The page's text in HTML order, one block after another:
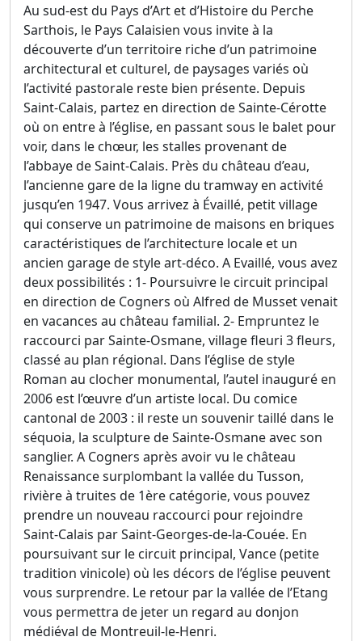
Au sud-est du Pays d’Art et d’Histoire du Perche
Sarthois, le Pays Calaisien vous invite à la
découverte d’un territoire riche d’un patrimoine
architectural et culturel, de paysages variés où
l’activité pastorale reste bien présente. Depuis
Saint-Calais, partez en direction de Sainte-Cérotte
où on entre à l’église, en passant sous le balet pour
voir, dans le chœur, les stalles provenant de
l’abbaye de Saint-Calais. Près du château d’eau,
l’ancienne gare de la ligne du tramway en activité
jusqu’en 1947. Vous arrivez à Évaillé, petit village
qui conserve un patrimoine de maisons en briques
caractéristiques de l’architecture locale et un
ancien garage de style art-déco. A Evaillé, vous avez
deux possibilités : 1- Poursuivre le circuit principal
en direction de Cogners où Alfred de Musset venait
en vacances au château familial. 2- Empruntez le
raccourci par Sainte-Osmane, village fleuri 3 fleurs,
classé au plan régional. Dans l’église de style
Roman au clocher monumental, l’autel inauguré en
2006 est l’œuvre d’un artiste local. Du comice
cantonal de 2003 : il reste un souvenir taillé dans le
séquoia, la sculpture de Sainte-Osmane avec son
sanglier. A Cogners après avoir vu le château
Renaissance surplombant la vallée du Tusson,
rivière à truites de 1ère catégorie, vous pouvez
prendre un nouveau raccourci pour rejoindre
Saint-Calais par Saint-Georges-de-la-Couée. En
poursuivant sur le circuit principal, Vance (petite
tradition vinicole) où les décors de l’église peuvent
vous surprendre. Le retour par la vallée de l’Etang
vous permettra de jeter un regard au donjon
médiéval de Montreuil-le-Henri.